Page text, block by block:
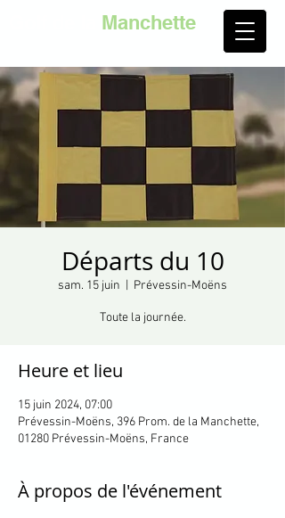
Manchette
Départs du 10
sam. 15 juin Prévessin-Moëns
Toute la journée.
Heure et lieu
15 juin 2024, 07:00
Prévessin-Moëns, 396 Prom. de la Manchette,
01280 Prévessin-Moëns, France
À propos de l'événement